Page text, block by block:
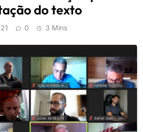
do texto
0 3 Mins